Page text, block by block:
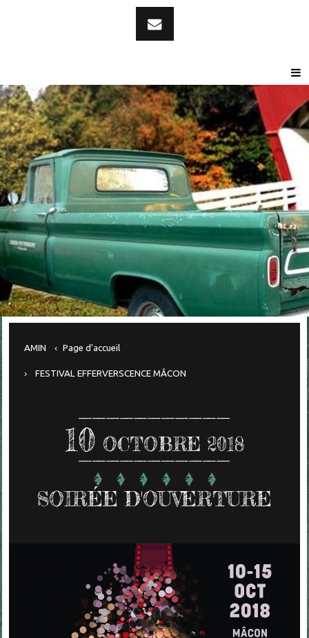
AMIN Page d'accueil
FESTIVAL EFFERVERSCENCE MÂCON
10 OCTOBRE 2018
SOIRÉE D'OUVERTURE